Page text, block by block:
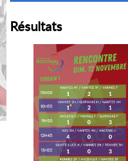
Résultats